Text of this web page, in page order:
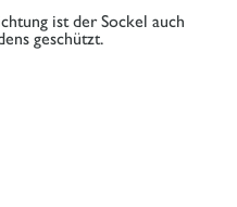
ist der Sockel auch
geschützt.